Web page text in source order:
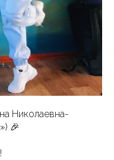
Николаевна-
🎉